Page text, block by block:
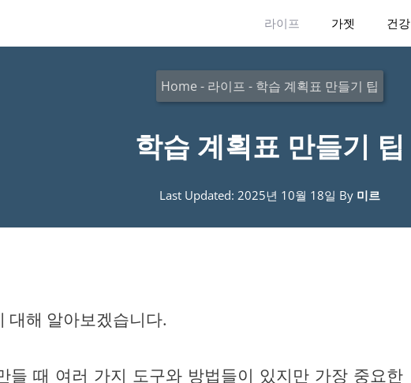
라이프 가젯 건강
Home - 라이프 - 학습 계획표 만들기 팁
학습 계획표 만들기 팁
Last Updated: 2025년 10월 18일 By 미르
대해 알아보겠습니다.
들 때 여러 가지 도구와 방법들이 있지만 가장 중요한